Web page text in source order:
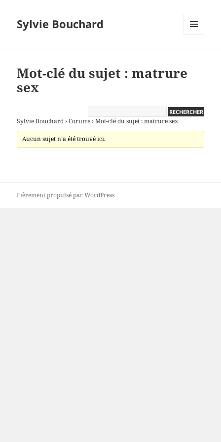
Sylvie Bouchard
Mot-clé du sujet : matrure
sex
Sylvie Bouchard › Forums › Mot-clé du sujet : matrure sex
Aucun sujet n’a été trouvé ici.
Fièrement propulsé par WordPress